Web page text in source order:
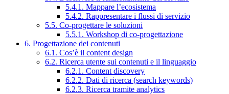
5.4.1. Mappare l’ecosistema
5.4.2. Rappresentare i flussi di servizio
5.5. Co-progettare le soluzioni
5.5.1. Workshop di co-progettazione
6. Progettazione dei contenuti
6.1. Cos’è il content design
6.2. Ricerca utente sui contenuti e il linguaggio
6.2.1. Content discovery
6.2.2. Dati di ricerca (search keywords)
6.2.3. Ricerca tramite analytics